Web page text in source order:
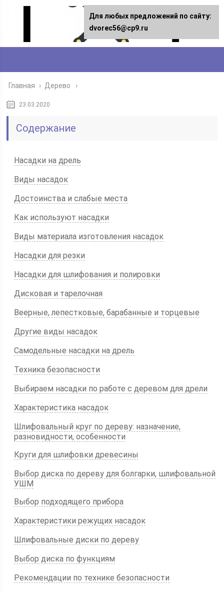
Главная › Дерево
23.03.2020
Содержание
Насадки на дрель
Виды насадок
Достоинства и слабые места
Как используют насадки
Виды материала изготовления насадок
Насадки для резки
Насадки для шлифования и полировки
Дисковая и тарелочная
Веерные, лепестковые, барабанные и торцевые
Другие виды насадок
Самодельные насадки на дрель
Техника безопасности
Выбираем насадки по работе с деревом для дрели
Характеристика насадок
Шлифовальный круг по дереву: назначение,
разновидности, особенности
Круги для шлифовки древесины
Выбор диска по дереву для болгарки, шлифовальной
УШМ
Выбор подходящего прибора
Характеристики режущих насадок
Шлифовальные диски по дереву
Выбор диска по функциям
Рекомендации по технике безопасности
Для любых предложений по сайту:
dvorec56@cp9.ru